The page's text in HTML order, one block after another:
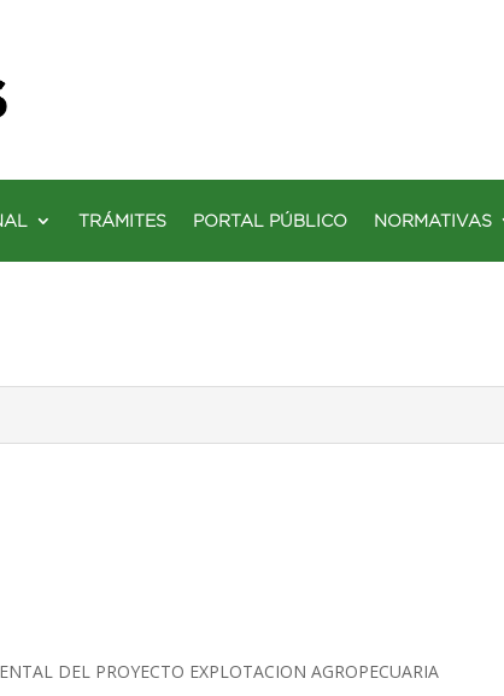
TRÁMITES PORTAL PÚBLICO NORMATIVAS
DEL PROYECTO EXPLOTACION AGROPECUARIA